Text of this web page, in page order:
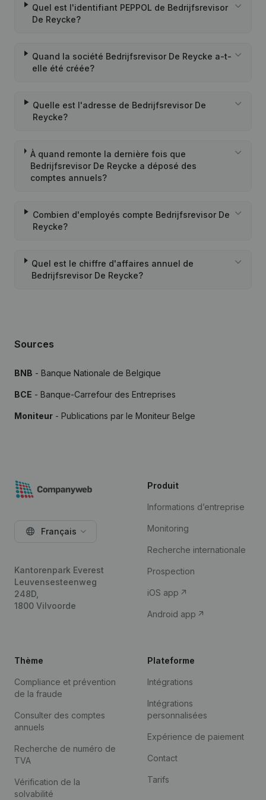
Quel est l'identifiant PEPPOL de Bedrijfsrevisor
De Reycke?
Quand la société Bedrijfsrevisor De Reycke a-t-
elle été créée?
Quelle est l'adresse de Bedrijfsrevisor De
Reycke?
À quand remonte la dernière fois que
Bedrijfsrevisor De Reycke a déposé des
comptes annuels?
Combien d'employés compte Bedrijfsrevisor De
Reycke?
Quel est le chiffre d'affaires annuel de
Bedrijfsrevisor De Reycke?
Sources
BNB - Banque Nationale de Belgique
BCE - Banque-Carrefour des Entreprises
Moniteur - Publications par le Moniteur Belge
Français
Kantorenpark Everest
Leuvensesteenweg
248D,
1800 Vilvoorde
Produit
Informations d’entreprise
Monitoring
Recherche internationale
Prospection
iOS app
Android app
Thème
Compliance et prévention
de la fraude
Consulter des comptes
annuels
Recherche de numéro de
TVA
Vérification de la
solvabilité
Plateforme
Intégrations
Intégrations
personnalisées
Expérience de paiement
Contact
Tarifs